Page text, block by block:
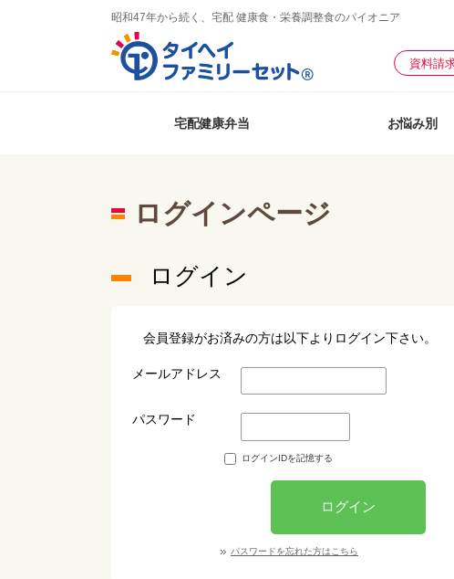
昭和47年から続く、宅配 健康食・栄養調整食のパイオニア
資料請
宅配健康弁当 お悩み別
ログインページ
ログイン
会員登録がお済みの方は以下よりログイン下さい。
メールアドレス
パスワード
ログインIDを記憶する
ログイン
パスワードを忘れた方はこちら